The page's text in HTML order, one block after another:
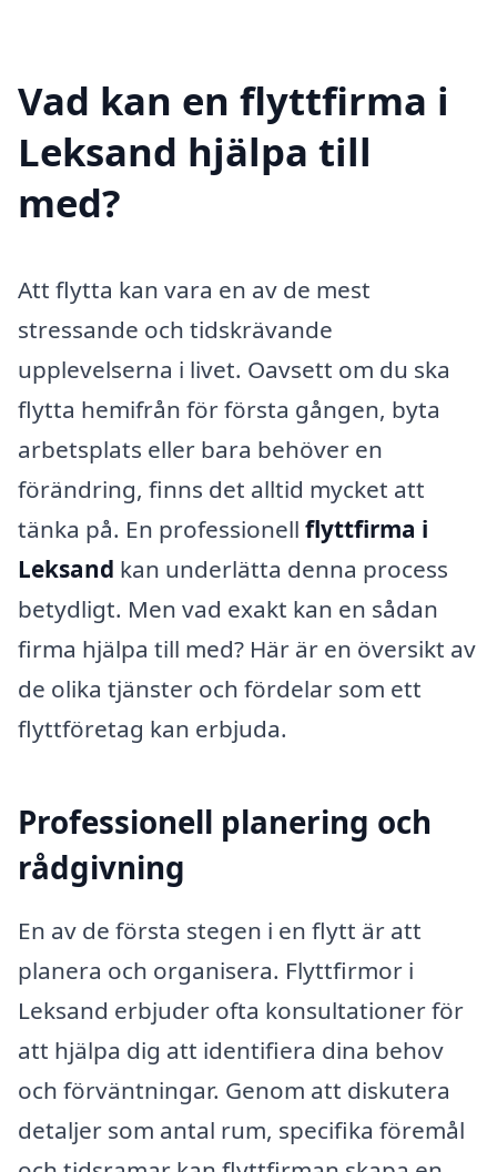
Vad kan en flyttfirma i
Leksand hjälpa till
med?
Att flytta kan vara en av de mest
stressande och tidskrävande
upplevelserna i livet. Oavsett om du ska
flytta hemifrån för första gången, byta
arbetsplats eller bara behöver en
förändring, finns det alltid mycket att
tänka på. En professionell flyttfirma i
Leksand kan underlätta denna process
betydligt. Men vad exakt kan en sådan
firma hjälpa till med? Här är en översikt av
de olika tjänster och fördelar som ett
flyttföretag kan erbjuda.
Professionell planering och
rådgivning
En av de första stegen i en flytt är att
planera och organisera. Flyttfirmor i
Leksand erbjuder ofta konsultationer för
att hjälpa dig att identifiera dina behov
och förväntningar. Genom att diskutera
detaljer som antal rum, specifika föremål